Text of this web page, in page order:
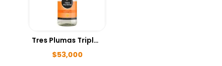
Tres Plumas Triple Sec 700 ml
$53,000